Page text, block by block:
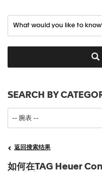
SEARCH BY
返回搜索结果
如何在TAG Heuer